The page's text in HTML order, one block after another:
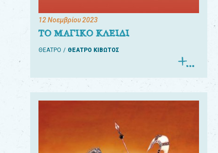
12 Νοεμβρίου 2023
ΤΟ ΜΑΓΙΚΟ ΚΛΕΙΔΙ
ΘΕΑΤΡΟ ΘΕΑΤΡΟ ΚΙΒΩΤΟΣ